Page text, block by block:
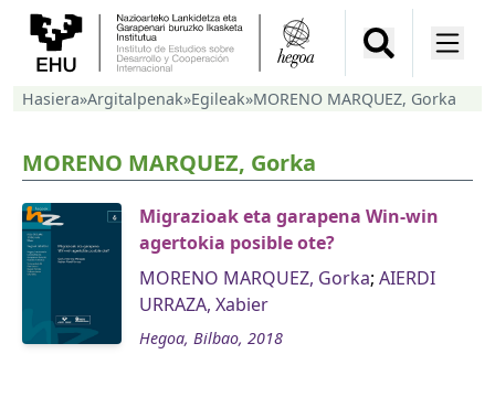
Hasiera»Argitalpenak»Egileak»MORENO MARQUEZ, Gorka
MORENO MARQUEZ, Gorka
Migrazioak eta garapena Win-win
agertokia posible ote?
MORENO MARQUEZ, Gorka; AIERDI
URRAZA, Xabier
Hegoa, Bilbao, 2018